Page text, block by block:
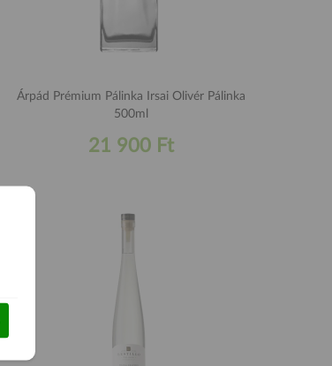
Árpád Prémium Pálinka Irsai Olivér Pálinka
500ml
21 900 Ft